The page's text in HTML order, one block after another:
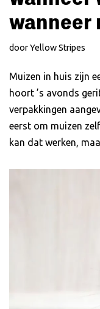
wanneer
doorYellow Stripes
Muizen in huis zijn
hoort ’s avonds
verpakkingen
eerst om muizen
kan dat werken,